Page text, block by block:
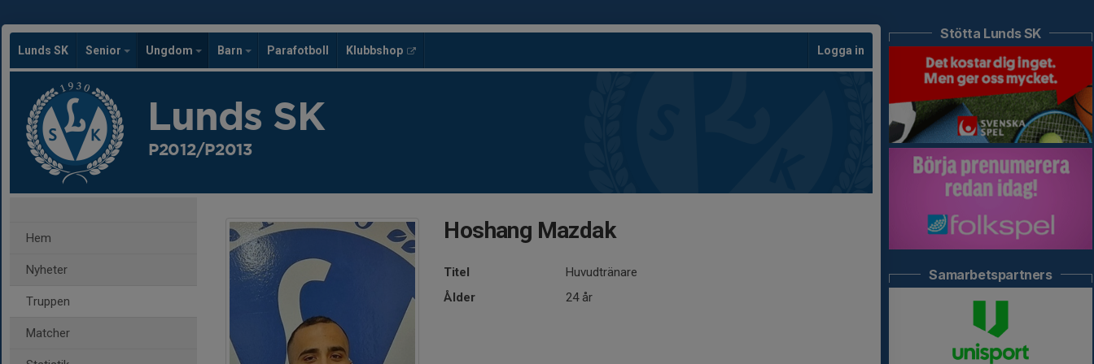
Lunds SK Senior Ungdom Barn Parafotboll Klubbshop Logga in
Lunds SK
P2012/P2013
Hem
Nyheter
Truppen
Matcher
Hoshang Mazdak
Titel
Huvudtränare
Ålder
24 år
Stötta Lunds SK
Samarbetspartners